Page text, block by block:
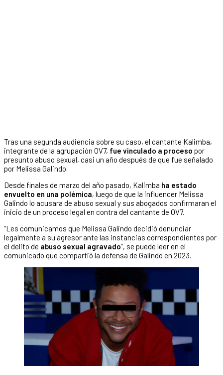
Tras una segunda audiencia sobre su caso, el cantante Kalimba,
integrante de la agrupación OV7, fue vinculado a proceso por
presunto abuso sexual, casi un año después de que fue señalado
por Melissa Galindo.
Desde finales de marzo del año pasado, Kalimba ha estado
envuelto en una polémica, luego de que la influencer Melissa
Galindo lo acusara de abuso sexual y sus abogados confirmaran el
inicio de un proceso legal en contra del cantante de OV7.
“Les comunicamos que Melissa Galindo decidió denunciar
legalmente a su agresor ante las instancias correspondientes por
el delito de abuso sexual agravado”, se puede leer en el
comunicado que compartió la defensa de Galindo en 2023.